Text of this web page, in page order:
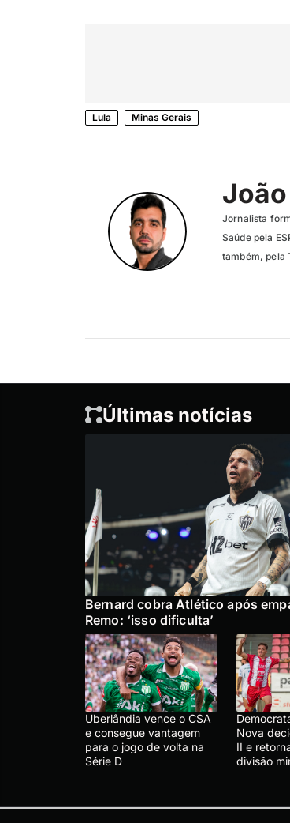
Lula Minas Gerais
Jornalista
Saúde pela
também, pela
Últimas notícias
Bernard cobra Atlético após
Remo: ‘isso dificulta’
Uberlândia vence o CSA
e consegue vantagem
para o jogo de volta na
Série D
Nova
II e
divisão